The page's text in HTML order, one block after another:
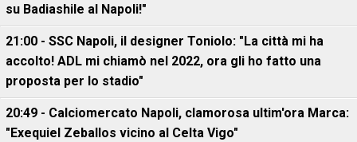
su Badiashile al Napoli!"
21:00 - SSC Napoli, il designer Toniolo: "La città mi ha
accolto! ADL mi chiamò nel 2022, ora gli ho fatto una
proposta per lo stadio"
20:49 - Calciomercato Napoli, clamorosa ultim'ora Marca:
"Exequiel Zeballos vicino al Celta Vigo"